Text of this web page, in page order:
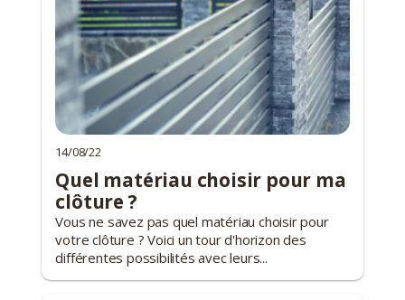
14/08/22
Quel matériau choisir pour ma
clôture ?
Vous ne savez pas quel matériau choisir pour
votre clôture ? Voici un tour d'horizon des
différentes possibilités avec leurs...